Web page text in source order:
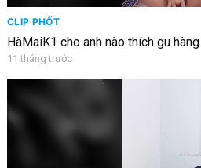
CLIP PHỐT
HàMaiK1 cho anh nào thích gu
11 tháng trước